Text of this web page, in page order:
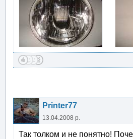
Printer77
13.04.2008 р.
Так толком и не понятно!